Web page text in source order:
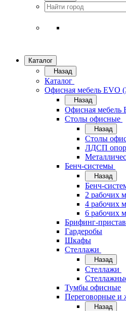
Каталог
Назад
Каталог
Офисная мебель EVO
Назад
Офисная
Cтолы офисные
Назад
Cтолы
ЛДСП
Бенч-системы
Назад
Бенч-
2 рабочих
4 рабочих
6 рабочих
Брифинг-
Гардеробы
Шкафы
Стеллажи
Назад
Стеллажи
Тумбы офисные
Переговорные и
Назад